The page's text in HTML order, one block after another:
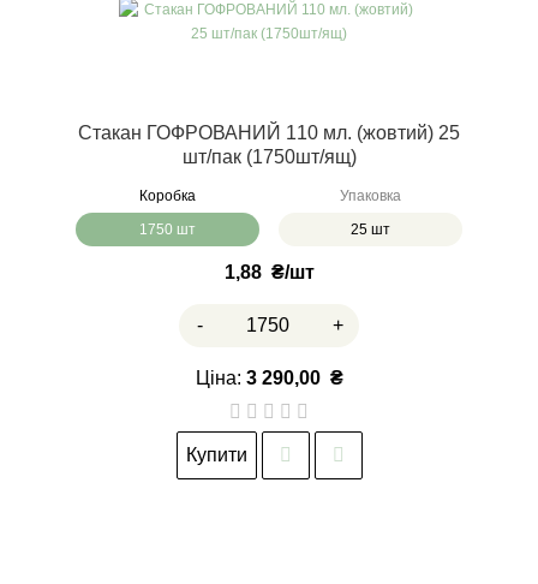
Стакан ГОФРОВАНИЙ 110 мл. (жовтий) 25
шт/пак (1750шт/ящ)
Коробка
1750 шт
Упаковка
25 шт
1,88 ₴
- +
Ціна: 3 290,00 ₴
Купити